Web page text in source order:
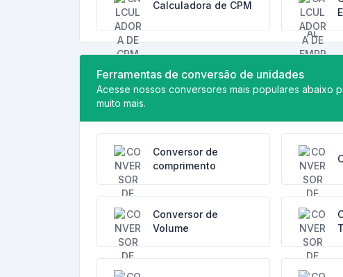
Calculadora de CPM
Ferramentas de conversão de unidades
Acesse nossos conversores mais populares abaixo
muito mais.
Conversor de
comprimento
Conversor de
Volume